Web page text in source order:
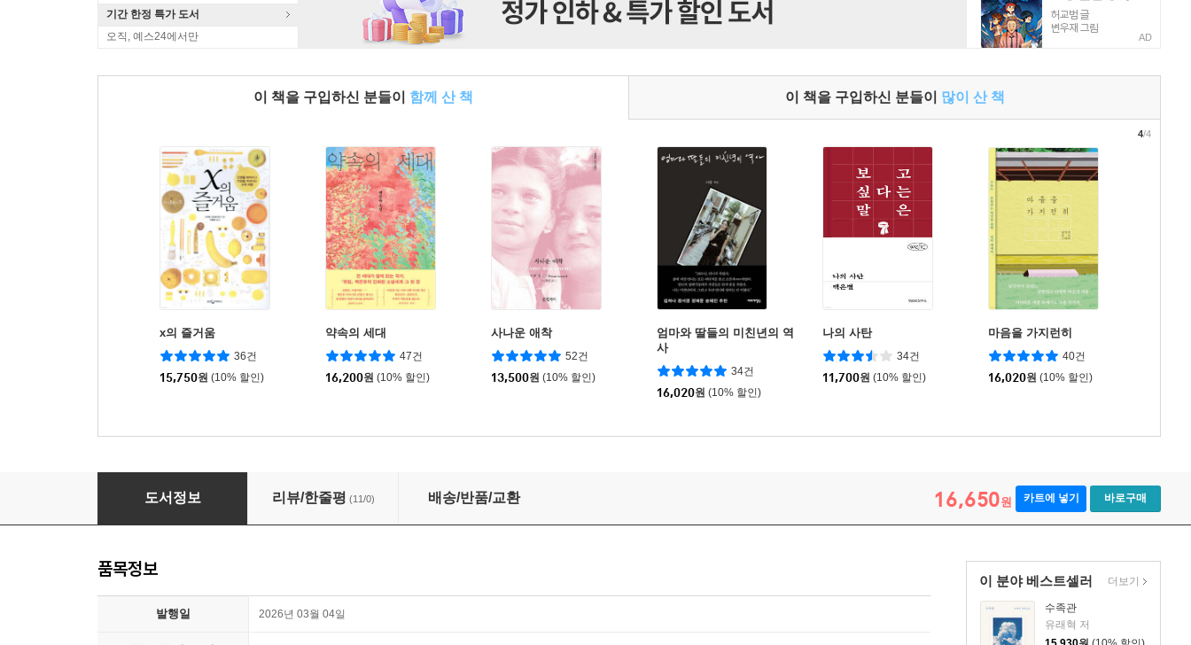
기간 한정 특가 도서
오직, 예스24에서만
AD
이 책을 구입하신 분들이 함께 산 책 이 책을 구입하신 분들이 많이 산 책
x의 즐거움
36건
15,750원 (10% 할인)
약속의 세대
47건
16,200원 (10% 할인)
사나운 애착
52건
13,500원 (10% 할인)
엄마와 딸들의 미친년의 역
사
34건
16,020원 (10% 할인)
나의 사탄
34건
11,700원 (10% 할인)
마음을 가지런히
40건
16,020원 (10% 할인)
4/4
성냥과 풋사과
도서정보 리뷰/한줄평 (11/0) 배송/반품/교환 16,650원 카트에 넣기 바로구매
이 분야 베스트셀러
수족관
유래혁 저
더보기
품목정보
발행일 2026년 03월 04일